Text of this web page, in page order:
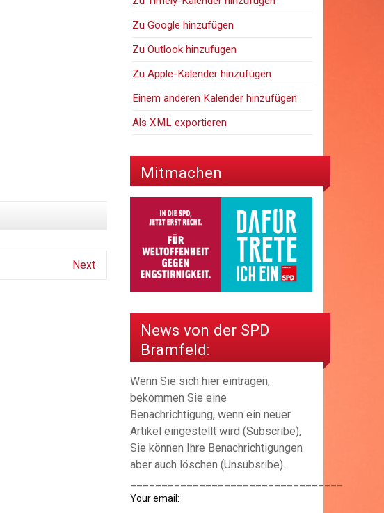
Next
Zu Google hinzufügen
Zu Outlook hinzufügen
Zu Apple-Kalender hinzufügen
Einem anderen Kalender hinzufügen
Als XML exportieren
Mitmachen
News von der SPD
Bramfeld:
Wenn Sie sich hier eintragen,
bekommen Sie eine
Benachrichtigung, wenn ein neuer
Artikel eingestellt wird (Subscribe),
Sie können Ihre Benachrichtigungen
aber auch löschen (Unsubsribe).
Your email: